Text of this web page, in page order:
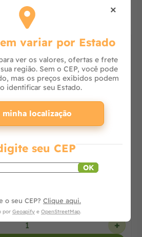
+
×
variar por Estado
ver os valores, ofertas e frete
região. Sem o CEP, você pode
mas os preços exibidos podem
identificar seu Estado.
minha localização
seu CEP
OK
o seu CEP? Clique aqui.
por Geoapify e OpenStreetMap